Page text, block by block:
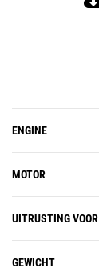
ENGINE
MOTOR
UITRUSTING
GEWICHT